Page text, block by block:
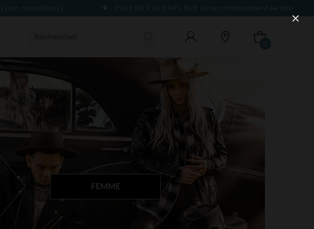
(voir conditions) PLUS DE 9 CLIENTS SUR 10 recommandent le site
0
FEMME